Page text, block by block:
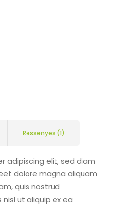
Ressenyes (1)
adipiscing elit, sed diam
dolore magna aliquam
quis nostrud
ut aliquip ex ea